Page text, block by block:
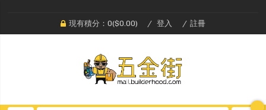
現有積分：0($0.00) 登入 註冊